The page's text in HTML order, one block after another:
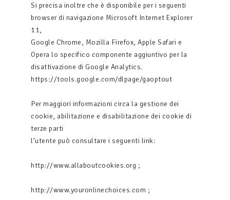
Si precisa inoltre che è disponibile per i seguenti
browser di navigazione Microsoft Internet Explorer
11,
Google Chrome, Mozilla Firefox, Apple Safari e
Opera lo specifico componente aggiuntivo per la
disattivazione di Google Analytics.
https://tools.google.com/dlpage/gaoptout
Per maggiori informazioni circa la gestione dei
cookie, abilitazione e disabilitazione dei cookie di
terze parti
l’utente può consultare i seguenti link:
http://www.allaboutcookies.org ;
http://www.youronlinechoices.com ;